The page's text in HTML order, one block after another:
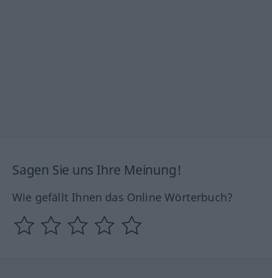
Sagen Sie uns Ihre Meinung!
Wie gefällt Ihnen das Online Wörterbuch?